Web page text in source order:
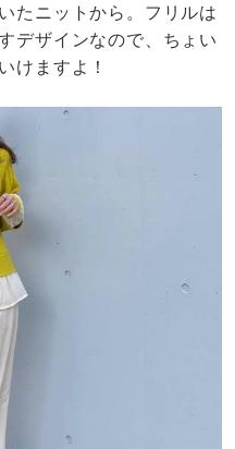
たニットから。フリルは
デザインなので、ちょい
けますよ！